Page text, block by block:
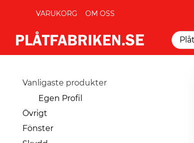
VARUKORG OM OSS
Vanligaste produkter
Egen Profil
Övrigt
Fönster